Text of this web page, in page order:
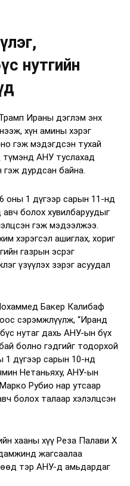
нутгийн
Ираны дэглэм энх
хүн амины хэрэг
гэж мэдэгдсэн тухай
АНУ туслахад
гэж дурдсан байна.
оны 1 дүгээр сарын 11-нд
болох хувилбаруудыг
гэж мэдээлжээ.
хэрэгсэл ашиглах, хориг
газрын эсрэг
үзүүлэх зэрэг асуудал
Бакер Калибаф
сэрэмжлүүлж, “Иранд
нутаг дахь АНУ-ын бүх
болно гэдгийг тодорхой
1 дүгээр сарын 10-нд
Нетаньяху, АНУ-ын
Рубио нар утсаар
болох талаар хэлэлцсэн
хааны хүү Реза Палави Х
жагсаалаа
тэр АНУ-д амьдардаг